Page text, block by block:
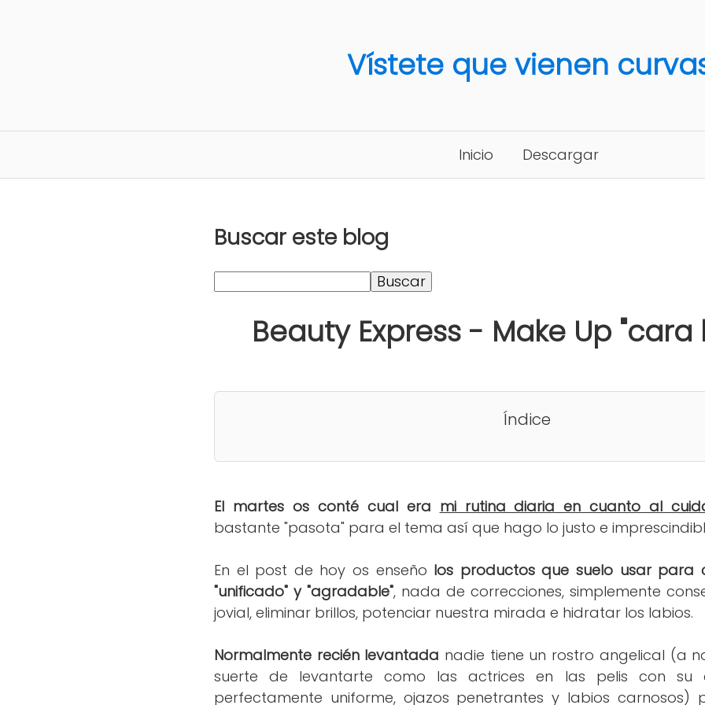
Vístete que vienen
Inicio Descargar
Buscar este blog
Beauty Express - Make Up
Índice
El martes os conté cual era mi rutina diaria en cuanto al
bastante "pasota" para el tema así que hago lo justo e
En el post de hoy os enseño los productos que suelo usar para
"unificado" y "agradable", nada de correcciones, simplemente
jovial, eliminar brillos, potenciar nuestra mirada e hidratar los labios.
Normalmente recién levantada nadie tiene un rostro angelical (a
suerte de levantarte como las actrices en las pelis con su
perfectamente uniforme, ojazos penetrantes y labios carnosos)